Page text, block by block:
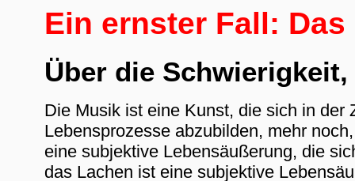
Ein ernster Fall:
Über die
Die Musik ist eine Kunst, die sich in
Lebensprozesse abzubilden, mehr
eine subjektive Lebensäußerung, die
das Lachen ist eine subjektive